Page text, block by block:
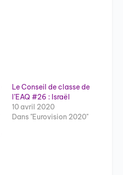
Le Conseil de classe de
l’EAQ #26 : Israël
10 avril 2020
Dans "Eurovision 2020"